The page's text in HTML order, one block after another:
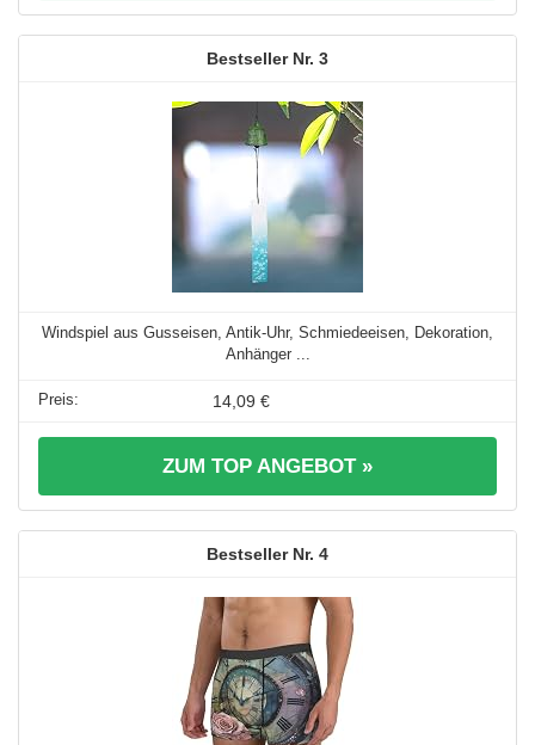
3
Windspiel aus Gusseisen, Antik-Uhr, Schmiedeeisen, Dekoration,
Anhänger ...
14,09 €
ZUM TOP ANGEBOT »
4